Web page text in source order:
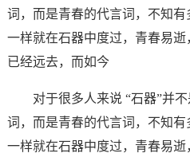
词，而是青春的代言词，不知
一样就在石器中度过，青春易
已经远去，而如今
对于很多人来说 “石器”并不
词，而是青春的代言词，不知
一样就在石器中度过，青春易